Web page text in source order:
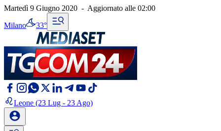
Martedì 9 Giugno 2020 - Aggiornato alle 02:00
Milano 33°
Leone (23 Lug - 23 Ago)